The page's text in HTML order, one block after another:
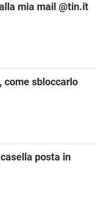
mia mail @tin.it
come sbloccarlo
posta in